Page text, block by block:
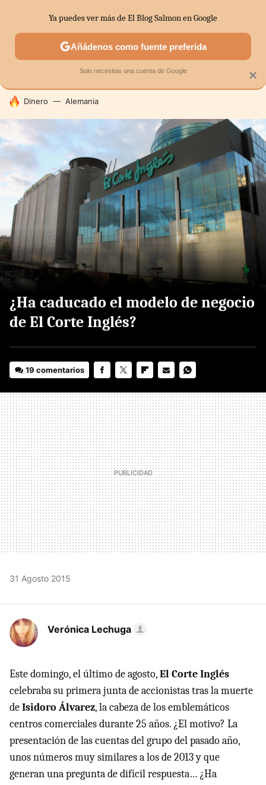
SECTORES ECONOMÍA DOMÉSTICA MERCADOS
HOY SE HABLA DE
Dinero Alemania
¿Ha caducado el modelo de negocio
de El Corte Inglés?
19 comentarios
MAIL
31 Agosto 2015
Verónica Lechuga
Este domingo, el último de agosto,El Corte Inglés
celebraba su primera junta de accionistas tras la muerte
deIsidoro Álvarez, la cabeza de los emblemáticos
centros comerciales durante 25 años. ¿El motivo? La
presentación de las cuentas del grupo del pasado año,
unos números muy similares a los de 2013 y que
generan una pregunta de difícil respuesta… ¿Ha
×
Ya puedes ver más de El Blog Salmon en Google
Añádenos como fuente preferida
Solo necesitas una cuenta de Google